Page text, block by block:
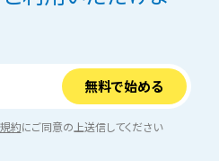
約にご同意の上送信してください